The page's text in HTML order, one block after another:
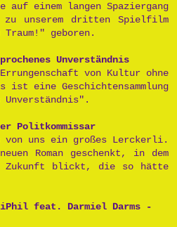
auf einem langen Spaziergang
unserem dritten Spielfilm
Traum!" geboren.
Unverständnis
von Kultur ohne
eine Geschichtensammlung
Unverständnis".
Politkommissar
von uns ein großes Lerckerli.
Roman geschenkt, in dem
blickt, die so hätte
feat. Darmiel Darms -